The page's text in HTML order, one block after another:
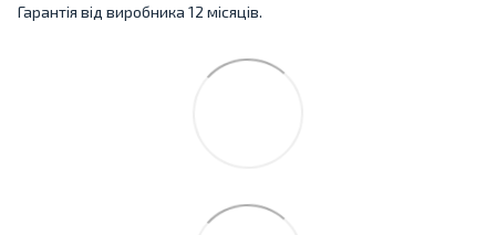
Гарантія від виробника 12 місяців.